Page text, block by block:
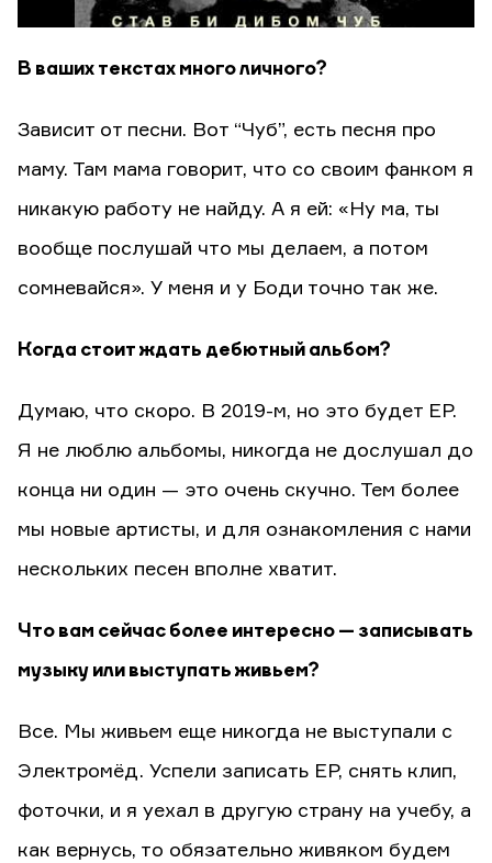
В ваших текстах много личного?
Зависит от песни. Вот “Чуб”, есть песня про
маму. Там мама говорит, что со своим фанком я
никакую работу не найду. А я ей: «Ну ма, ты
вообще послушай что мы делаем, а потом
сомневайся». У меня и у Боди точно так же.
Когда стоит ждать дебютный альбом?
Думаю, что скоро. В 2019-м, но это будет EP.
Я не люблю альбомы, никогда не дослушал до
конца ни один — это очень скучно. Тем более
мы новые артисты, и для ознакомления с нами
нескольких песен вполне хватит.
Что вам сейчас более интересно — записывать
музыку или выступать живьем?
Все. Мы живьем еще никогда не выступали с
Электромёд. Успели записать EP, снять клип,
фоточки, и я уехал в другую страну на учебу, а
как вернусь, то обязательно живяком будем